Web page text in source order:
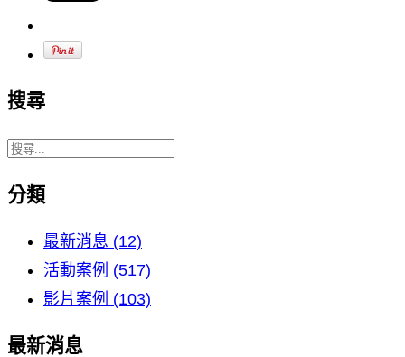
搜尋
分類
最新消息 (12)
活動案例 (517)
影片案例 (103)
最新消息